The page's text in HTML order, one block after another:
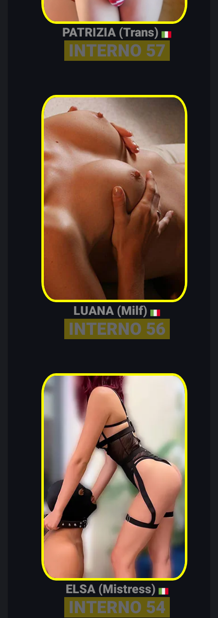
PATRIZIA (Trans)
INTERNO 57
LUANA (Milf)
INTERNO 56
ELSA (Mistress)
INTERNO 54